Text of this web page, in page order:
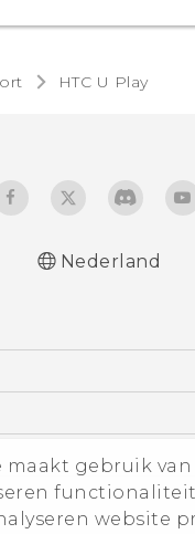
maakt gebruik
functionaliteit
website
HTC U Play‎
-
zur
- Quick start
Nederland
het bedrijf